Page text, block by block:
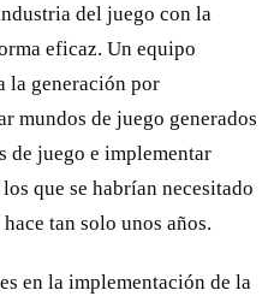
del juego con la
eficaz. Un equipo
la generación por
mundos de juego generados
de juego e implementar
que se habrían necesitado
tan solo unos años.
en la implementación de la